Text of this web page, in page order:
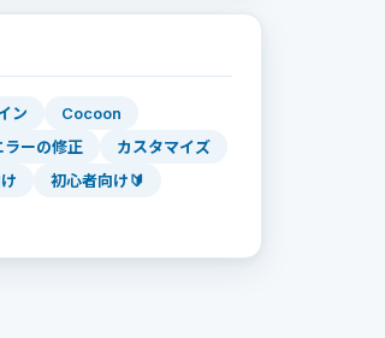
ン
Cocoon
ラーの修正
カスタマイズ
初心者向け🔰